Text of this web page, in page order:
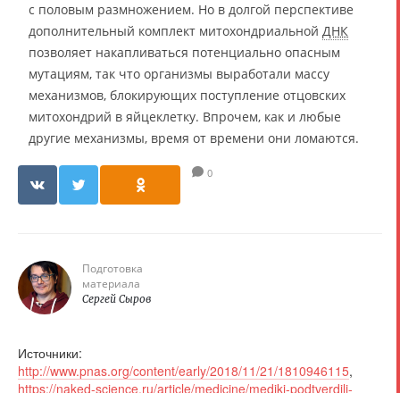
с половым размножением. Но в долгой перспективе
дополнительный комплект митохондриальной ДНК
позволяет накапливаться потенциально опасным
мутациям, так что организмы выработали массу
механизмов, блокирующих поступление отцовских
митохондрий в яйцеклетку. Впрочем, как и любые
другие механизмы, время от времени они ломаются.
0
Подготовка
материала
Сергей Сыров
Источники:
http://www.pnas.org/content/early/2018/11/21/1810946115,
https://naked-science.ru/article/medicine/mediki-podtverdili-